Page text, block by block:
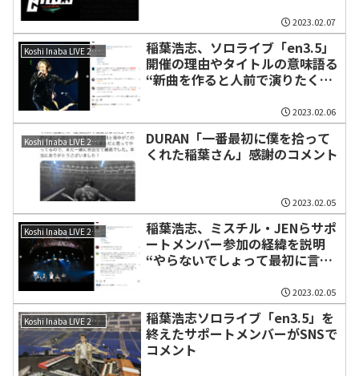
2023.02.07
Koshi Inaba LIVE 2023 〜en3.5〜
稲葉浩志、ソロライブ「en3.5」
開催の理由やタイトルの意味語る
“新曲を作ると人前で演りたくな
2023.02.06
Koshi Inaba LIVE 2023 〜en3.5〜
DURAN「一番最初に僕を拾って
くれた稲葉さん」感謝のコメント
2023.02.05
Koshi Inaba LIVE 2023 〜en3.5〜
稲葉浩志、ミスチル・JENらサポ
ートメンバー参加の経緯を説明
“やらないでしょって最初に言っ
2023.02.05
Koshi Inaba LIVE 2023 〜en3.5〜
稲葉浩志ソロライブ「en3.5」を
終えたサポートメンバーがSNSで
コメント